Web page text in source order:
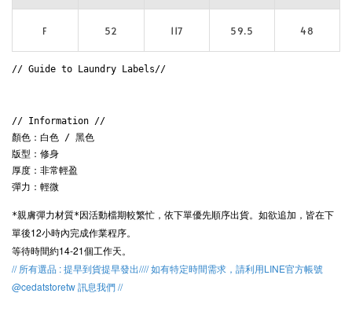
F 52 117 59.5 48
// Guide to Laundry Labels//
// Information //
顏色：白色 / 黑色
版型：修身
厚度：非常輕盈
彈力：輕微
*親膚彈力材質*因活動檔期較繁忙， 依下單優先順序出貨。 如欲追加，皆在下
單後12小時內完成作業程序。
等待時間約14-21個工作天。
// 所有選品 : 提早到貨提早發出//// 如有特定時間需求，請利用LINE官方帳號
@cedatstoretw 訊息我們 //